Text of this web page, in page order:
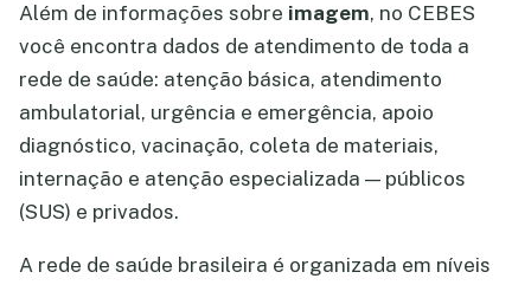
Além de informações sobre imagem, no CEBES
você encontra dados de atendimento de toda a
rede de saúde: atenção básica, atendimento
ambulatorial, urgência e emergência, apoio
diagnóstico, vacinação, coleta de materiais,
internação e atenção especializada — públicos
(SUS) e privados.
A rede de saúde brasileira é organizada em níveis